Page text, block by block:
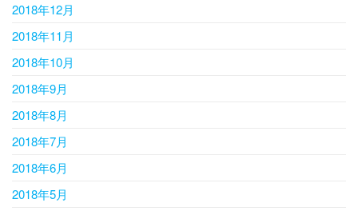
2018年12月
2018年11月
2018年10月
2018年9月
2018年8月
2018年7月
2018年6月
2018年5月